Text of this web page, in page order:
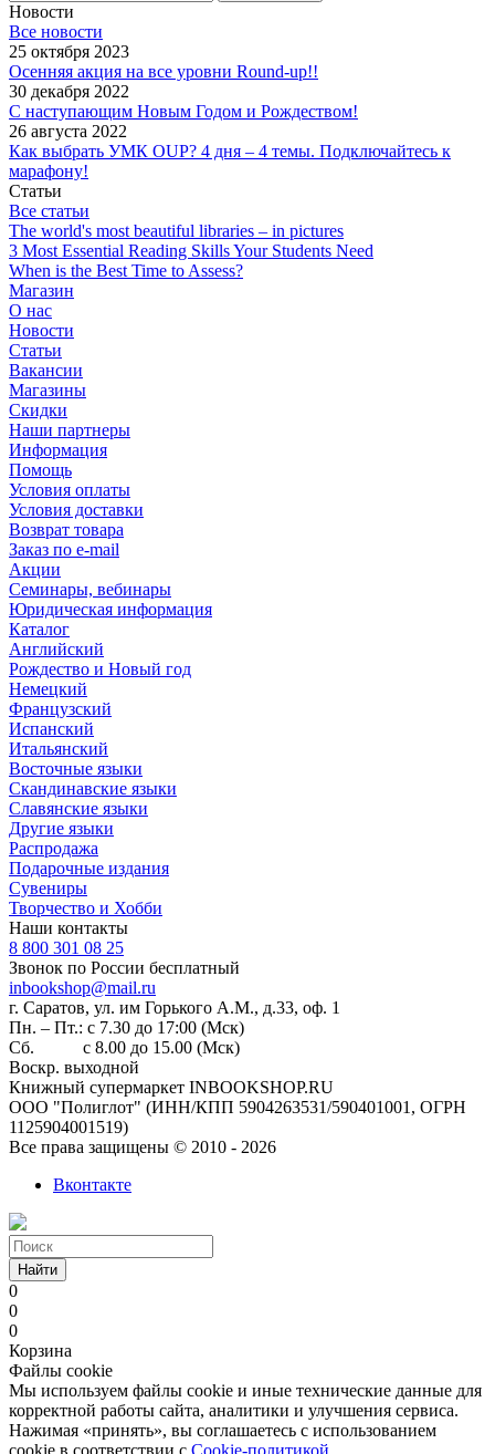
Новости
Все новости
25 октября 2023
Осенняя акция на все уровни Round-up!!
30 декабря 2022
С наступающим Новым Годом и Рождеством!
26 августа 2022
Как выбрать УМК OUP? 4 дня – 4 темы. Подключайтесь к
марафону!
Статьи
Все статьи
The world's most beautiful libraries – in pictures
3 Most Essential Reading Skills Your Students Need
When is the Best Time to Assess?
Магазин
О нас
Новости
Статьи
Вакансии
Магазины
Скидки
Наши партнеры
Информация
Помощь
Условия оплаты
Условия доставки
Возврат товара
Заказ по e-mail
Акции
Семинары, вебинары
Юридическая информация
Каталог
Английский
Рождество и Новый год
Немецкий
Французский
Испанский
Итальянский
Восточные языки
Скандинавские языки
Славянские языки
Другие языки
Распродажа
Подарочные издания
Сувениры
Творчество и Хобби
Наши контакты
8 800 301 08 25
Звонок по России бесплатный
inbookshop@mail.ru
г. Саратов, ул. им Горького А.М., д.33, оф. 1
Пн. – Пт.: с 7.30 до 17:00 (Мск)
Сб. с 8.00 до 15.00 (Мск)
Воскр. выходной
Книжный супермаркет INBOOKSHOP.RU
ООО "Полиглот" (ИНН/КПП 5904263531/590401001, ОГРН
1125904001519)
Все права защищены © 2010 - 2026
Вконтакте
Найти
0
0
0
Корзина
Файлы cookie
Мы используем файлы cookie и иные технические данные для
корректной работы сайта, аналитики и улучшения сервиса.
Нажимая «принять», вы соглашаетесь с использованием
cookie в соответствии с Cookie-политикой